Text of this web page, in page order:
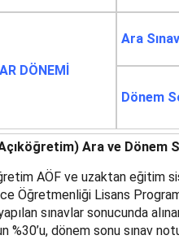
DÖNEMİ
Ara Sınav
Dönem
Ara ve Dönem
AÖF ve uzaktan eğitim
Öğretmenliği Lisans
sınavlar sonucunda
%30’u, dönem sonu sınav